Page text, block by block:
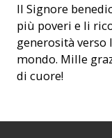
Il Signore
più poveri e li
generosità verso
mondo. Mille
di cuore!